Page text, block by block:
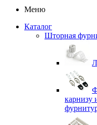
Меню
Каталог
Шторная
карнизу